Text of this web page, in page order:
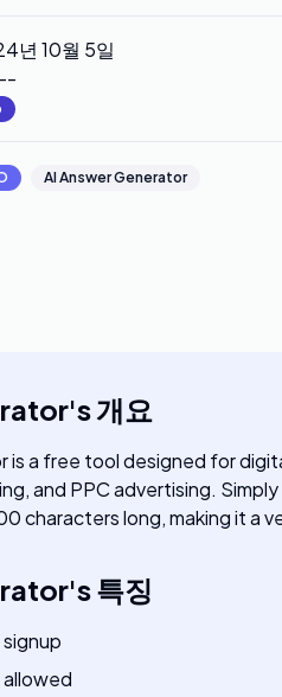
년 10월 5일
--
AI Answer Generator
's개요
is a free tool designed for
and PPC advertising.
characters long, making it a
's특징